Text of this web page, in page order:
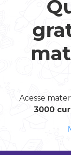
Acesse
3000